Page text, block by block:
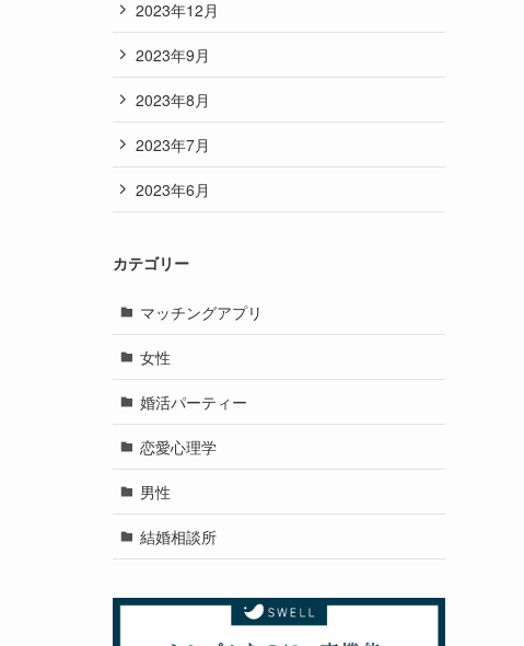
2023年12月
2023年9月
2023年8月
2023年7月
2023年6月
カテゴリー
マッチングアプリ
女性
婚活パーティー
恋愛心理学
男性
結婚相談所